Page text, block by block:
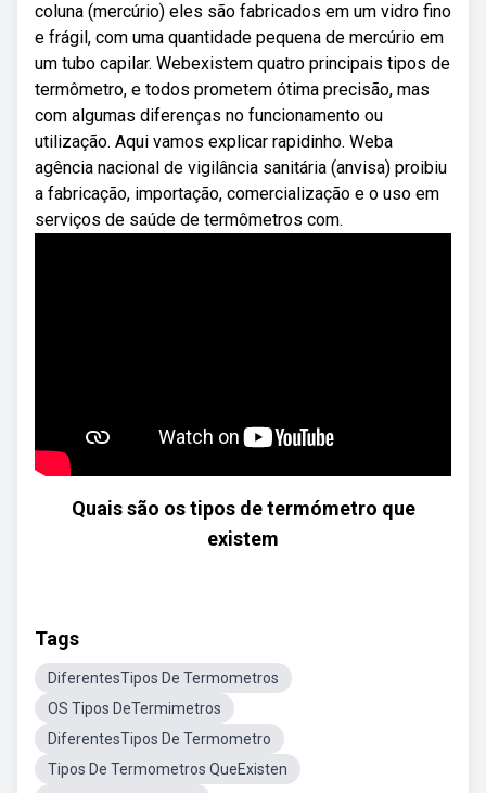
coluna (mercúrio) eles são fabricados em um vidro fino
e frágil, com uma quantidade pequena de mercúrio em
um tubo capilar. Webexistem quatro principais tipos de
termômetro, e todos prometem ótima precisão, mas
com algumas diferenças no funcionamento ou
utilização. Aqui vamos explicar rapidinho. Weba
agência nacional de vigilância sanitária (anvisa) proibiu
a fabricação, importação, comercialização e o uso em
serviços de saúde de termômetros com.
Quais são os tipos de termómetro que
existem
Tags
DiferentesTipos De Termometros
OS Tipos DeTermimetros
DiferentesTipos De Termometro
Tipos De Termometros QueExisten